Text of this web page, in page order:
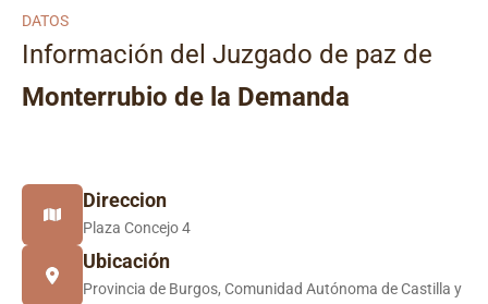
DATOS
Información del Juzgado de paz de
Monterrubio de la Demanda
Direccion
Plaza Concejo 4
Ubicación
Provincia de Burgos, Comunidad Autónoma de Castilla y